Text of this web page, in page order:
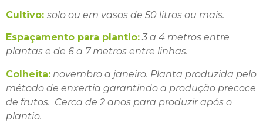
Cultivo: solo ou em vasos de 50 litros ou mais.
Espaçamento para plantio:3 a 4 metros entre
plantas e de 6 a 7 metros entre linhas.
Colheita: novembro a janeiro. Planta produzida pelo
método de enxertia garantindo a produção precoce
de frutos. Cerca de 2 anos para produzir após o
plantio.